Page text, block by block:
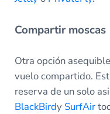
Compartir moscas
Otra opción
vuelo compartido.
reserva de un solo
BlackBirdy SurfAir